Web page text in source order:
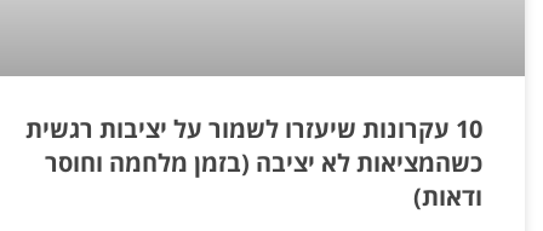
10 עקרונות שיעזרו לשמור על יציבות רגשית
כשהמציאות לא יציבה (בזמן מלחמה וחוסר
ודאות)